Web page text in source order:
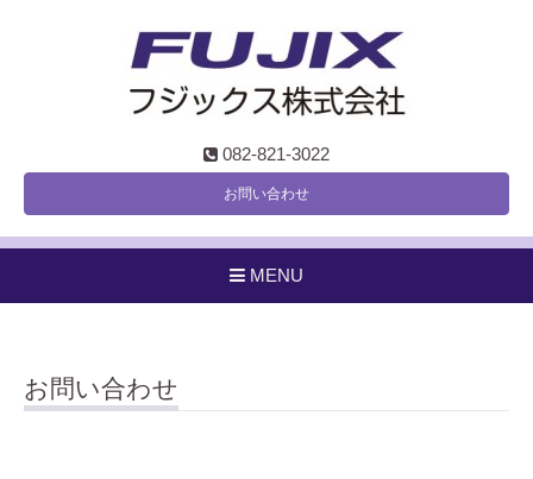
082-821-3022
お問い合わせ
MENU
お問い合わせ